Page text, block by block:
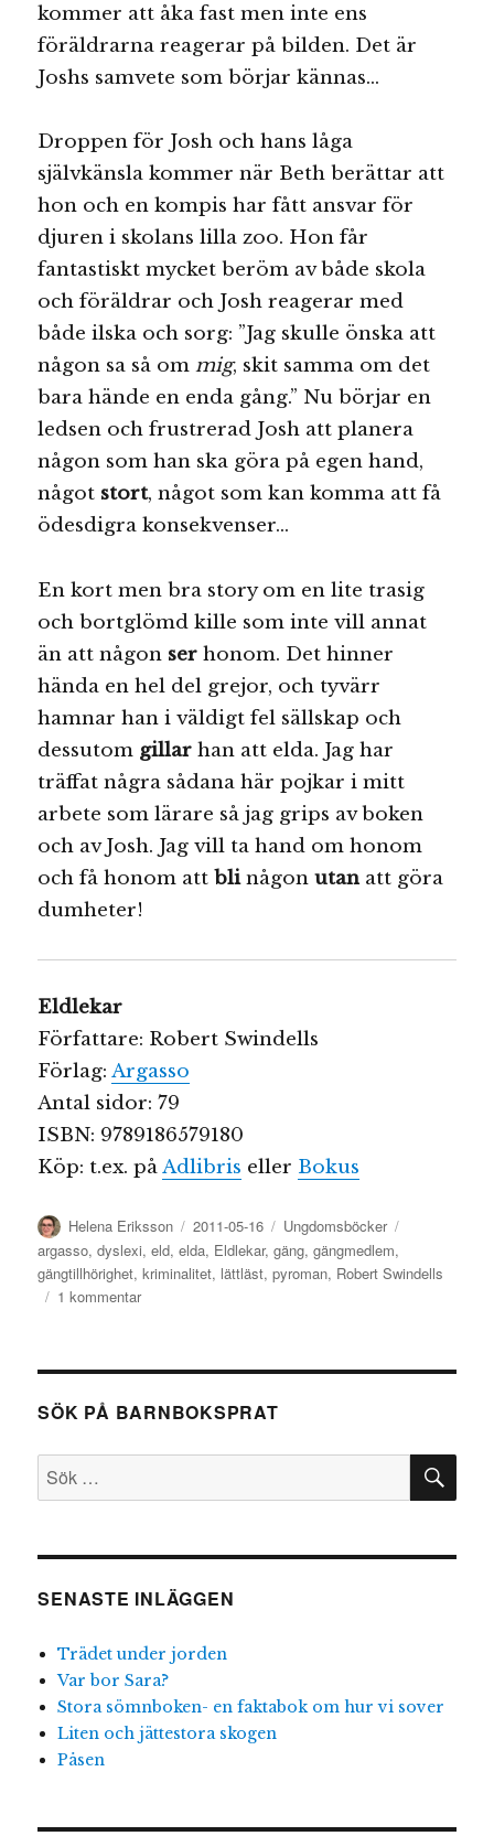
kommer att åka fast men inte ens
föräldrarna reagerar på bilden. Det är
Joshs samvete som börjar kännas…
Droppen för Josh och hans låga
självkänsla kommer när Beth berättar att
hon och en kompis har fått ansvar för
djuren i skolans lilla zoo. Hon får
fantastiskt mycket beröm av både skola
och föräldrar och Josh reagerar med
både ilska och sorg: ”Jag skulle önska att
någon sa så ommig, skit samma om det
bara hände en enda gång.” Nu börjar en
ledsen och frustrerad Josh att planera
någon som han ska göra på egen hand,
något stort, något som kan komma att få
ödesdigra konsekvenser…
En kort men bra story om en lite trasig
och bortglömd kille som inte vill annat
än att någon serhonom. Det hinner
hända en hel del grejor, och tyvärr
hamnar han i väldigt fel sällskap och
dessutom gillarhan att elda. Jag har
träffat några sådana här pojkar i mitt
arbete som lärare så jag grips av boken
och av Josh. Jag vill ta hand om honom
och få honom attblinågonutan att göra
dumheter!
Eldlekar
Författare: Robert Swindells
Förlag:Argasso
Antal sidor: 79
ISBN: 9789186579180
Köp: t.ex. påAdlibris eller Bokus
Författare
Helena Eriksson
Publicerat
den
2011-05-16 Kategorier
Ungdomsböcker
argasso,dyslexi,eld,elda, Eldlekar,gäng,gängmedlem,
gängtillhörighet,kriminalitet, lättläst,pyroman, Robert Swindells
1 kommentartill
SÖK PÅ BARNBOKSPRAT
Sök
SENASTE INLÄGGEN
Trädet under jorden
Var bor Sara?
Stora sömnboken- en faktabok om hur vi sover
Liten och jättestora skogen
Påsen